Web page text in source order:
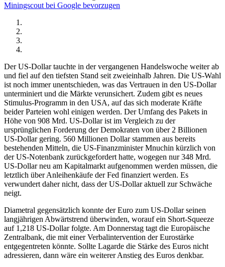
Miningscout bei Google bevorzugen
Der US-Dollar tauchte in der vergangenen Handelswoche weiter ab
und fiel auf den tiefsten Stand seit zweieinhalb Jahren. Die US-Wahl
ist noch immer unentschieden, was das Vertrauen in den US-Dollar
unterminiert und die Märkte verunsichert. Zudem gibt es neues
Stimulus-Programm in den USA, auf das sich moderate Kräfte
beider Parteien wohl einigen werden. Der Umfang des Pakets in
Höhe von 908 Mrd. US-Dollar ist im Vergleich zu der
ursprünglichen Forderung der Demokraten von über 2 Billionen
US-Dollar gering. 560 Millionen Dollar stammen aus bereits
bestehenden Mitteln, die US-Finanzminister Mnuchin kürzlich von
der US-Notenbank zurückgefordert hatte, wogegen nur 348 Mrd.
US-Dollar neu am Kapitalmarkt aufgenommen werden müssen, die
letztlich über Anleihenkäufe der Fed finanziert werden. Es
verwundert daher nicht, dass der US-Dollar aktuell zur Schwäche
neigt.
Diametral gegensätzlich konnte der Euro zum US-Dollar seinen
langjährigen Abwärtstrend überwinden, worauf ein Short-Squeeze
auf 1,218 US-Dollar folgte. Am Donnerstag tagt die Europäische
Zentralbank, die mit einer Verbalintervention der Eurostärke
entgegentreten könnte. Sollte Lagarde die Stärke des Euros nicht
adressieren, dann wäre ein weiterer Anstieg des Euros denkbar.